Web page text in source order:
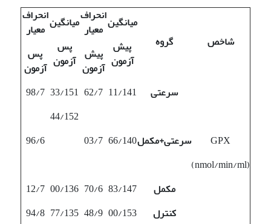
شاخص گروه
میانگین
پیش
آزمون
انحراف
معیار
پیش
آزمون
میانگین
پس
آزمون
انحراف
معیار
پس
آزمون
GPX
(nmol/min/ml)
سرعتی 11/141
62/7
33/151
98/7
سرعتی+مکمل66/140
03/7
44/152
96/6
مکمل 83/147
70/6
00/136
12/7
کنترل
00/153
48/9
77/135
94/8